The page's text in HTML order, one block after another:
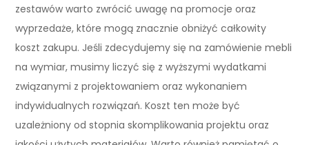
zestawów warto zwrócić uwagę na promocje oraz
wyprzedaże, które mogą znacznie obniżyć całkowity
koszt zakupu. Jeśli zdecydujemy się na zamówienie mebli
na wymiar, musimy liczyć się z wyższymi wydatkami
związanymi z projektowaniem oraz wykonaniem
indywidualnych rozwiązań. Koszt ten może być
uzależniony od stopnia skomplikowania projektu oraz